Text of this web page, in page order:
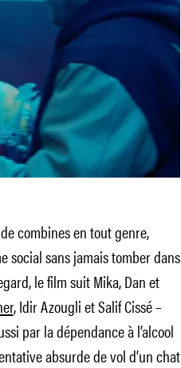
combines en tout genre,
social sans jamais tomber dans
le film suit Mika, Dan et
, Idir Azougli et Salif Cissé –
par la dépendance à l’alcool
absurde de vol d’un chat